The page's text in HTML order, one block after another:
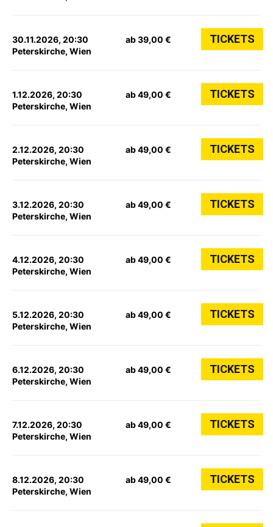
30.11.2026, 20:30
Peterskirche, Wien
ab 39,00 € TICKETS
1.12.2026, 20:30
Peterskirche, Wien
ab 49,00 € TICKETS
2.12.2026, 20:30
Peterskirche, Wien
ab 49,00 € TICKETS
3.12.2026, 20:30
Peterskirche, Wien
ab 49,00 € TICKETS
4.12.2026, 20:30
Peterskirche, Wien
ab 49,00 € TICKETS
5.12.2026, 20:30
Peterskirche, Wien
ab 49,00 € TICKETS
6.12.2026, 20:30
Peterskirche, Wien
ab 49,00 € TICKETS
7.12.2026, 20:30
Peterskirche, Wien
ab 49,00 € TICKETS
8.12.2026, 20:30
Peterskirche, Wien
ab 49,00 € TICKETS